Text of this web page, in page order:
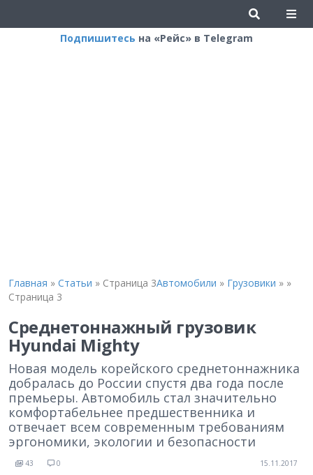
Подпишитесь на «Рейс» в Telegram
Главная » Статьи » Страница 3Автомобили » Грузовики » »
Страница 3
Среднетоннажный грузовик
Hyundai Mighty
Новая модель корейского среднетоннажника
добралась до России спустя два года после
премьеры. Автомобиль стал значительно
комфортабельнее предшественника и
отвечает всем современным требованиям
эргономики, экологии и безопасности
43 0 15.11.2017